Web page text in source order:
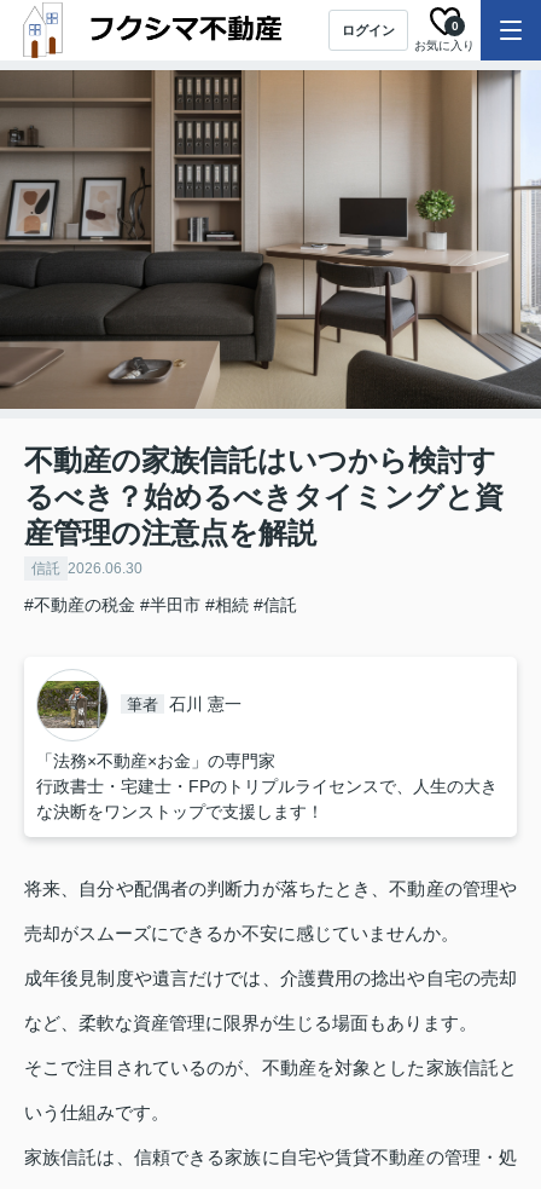
ログイン
お気に入り
0
不動産の家族信託はいつから検討す
るべき？始めるべきタイミングと資
産管理の注意点を解説
信託 2026.06.30
#不動産の税金 #半田市 #相続 #信託
筆者 石川 憲一
「法務×不動産×お金」の専門家
行政書士・宅建士・FPのトリプルライセンスで、人生の大き
な決断をワンストップで支援します！
将来、自分や配偶者の判断力が落ちたとき、不動産の管理や
売却がスムーズにできるか不安に感じていませんか。
成年後見制度や遺言だけでは、介護費用の捻出や自宅の売却
など、柔軟な資産管理に限界が生じる場面もあります。
そこで注目されているのが、不動産を対象とした家族信託と
いう仕組みです。
家族信託は、信頼できる家族に自宅や賃貸不動産の管理・処